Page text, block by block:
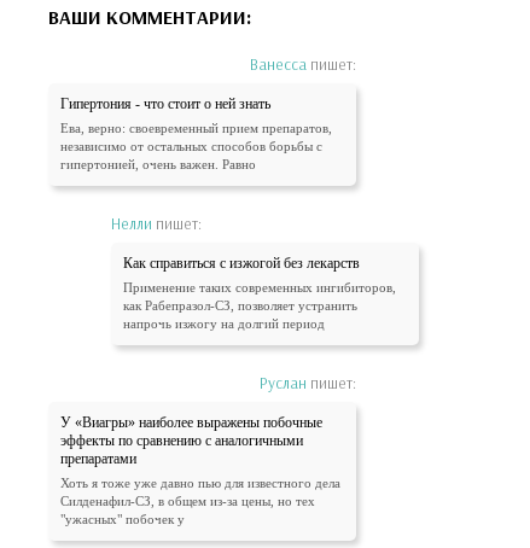
ВАШИ КОММЕНТАРИИ:
Ванесса пишет:
Гипертония - что стоит о ней знать
Ева, верно: своевременный прием препаратов,
независимо от остальных способов борьбы с
гипертонией, очень важен. Равно
Нелли пишет:
Как справиться с изжогой без лекарств
Применение таких современных ингибиторов,
как Рабепразол-СЗ, позволяет устранить
напрочь изжогу на долгий период
Руслан пишет:
У «Виагры» наиболее выражены побочные
эффекты по сравнению с аналогичными
препаратами
Хоть я тоже уже давно пью для известного дела
Силденафил-СЗ, в общем из-за цены, но тех
"ужасных" побочек у